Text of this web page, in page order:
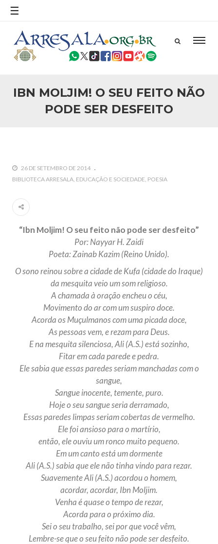
☰
IBN MOLJIM! O SEU FEITO NÃO
PODE SER DESFEITO
26 DE SETEMBRO DE 2014
BIBLIOTECA ARRESALA EDUCAÇÃO E SOCIEDADE POESIA
“Ibn Moljim! O seu feito não pode ser desfeito”
Por: Nayyar H. Zaidi
Poeta: Zainab Kazim (Reino Unido).
O sono reinou sobre a cidade de Kufa (cidade do Iraque)
da mesquita veio um som religioso.
A chamada à oração encheu o céu,
Movimento do ar com um suspiro doce.
Acorda os Muçulmanos com uma picada doce,
As pessoas vem, e rezam para Deus.
E na mesquita silenciosa, Ali (A.S.) está sozinho,
Fitar em cada parede e pedra.
Ele sabia que essas paredes seriam manchadas com o
sangue,
Sangue inocente, temente, puro.
Hoje o seu sangue seria derramado,
Essas paredes limpas seriam cobertas de vermelho.
Ele foi ansioso para o martírio,
então, ele ouviu um ronco muito pequeno.
Em um canto está um dormente
Ali (A.S.) sabia que ele não tinha vindo para rezar.
Suavemente Ali (A.S.) acordou o homem,
acordar, acordar, Ibn Moljim.
Venha é quase o tempo de rezar,
Acorda para o próximo dia.
Sei o seu trabalho, sei por que você vêm,
Lembre-se que o seu feito não pode ser desfeito.